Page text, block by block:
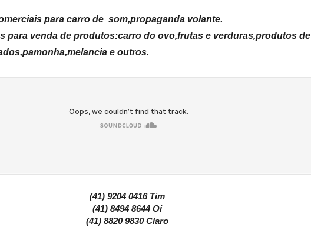
para carro de som,propaganda volante.
para venda de produtos:carro do ovo,frutas e verduras,produtos de
e outros.
(41) 9204 0416 Tim
(41) 8494 8644 Oi
(41) 8820 9830 Claro